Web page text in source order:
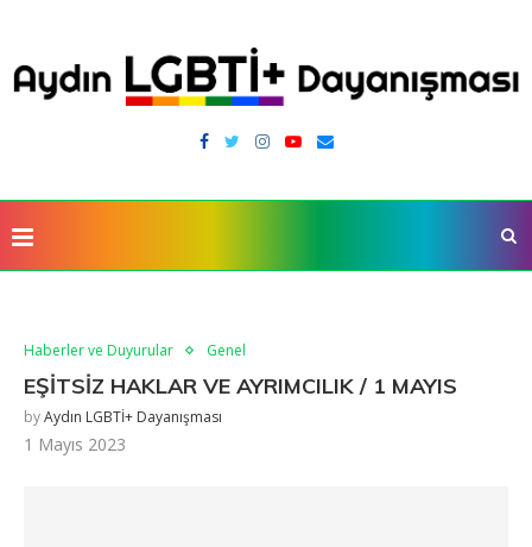
Haberler ve Duyurular Genel
EŞİTSİZ HAKLAR VE AYRIMCILIK / 1 MAYIS
byAydın LGBTİ+ Dayanışması
1 Mayıs 2023